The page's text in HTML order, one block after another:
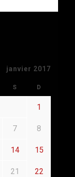
janvier 2017
S D
1
7 8
14 15
21 22